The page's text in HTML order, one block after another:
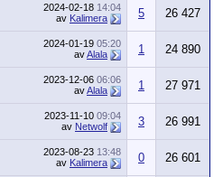
2024-02-18 14:04
av Kalimera 5 26 427
2024-01-19 05:20
avAlala 1 24 890
2023-12-06 06:06
avAlala 1 27 971
2023-11-10 09:04
av Netwolf 3 26 991
2023-08-23 13:48
av Kalimera 0 26 601